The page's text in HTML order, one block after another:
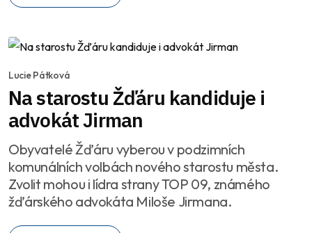
Lucie Pátková
Na starostu Žďáru kandiduje i
advokát Jirman
Obyvatelé Žďáru vyberou v podzimních
komunálních volbách nového starostu města.
Zvolit mohou i lídra strany TOP 09, známého
žďárského advokáta Miloše Jirmana.